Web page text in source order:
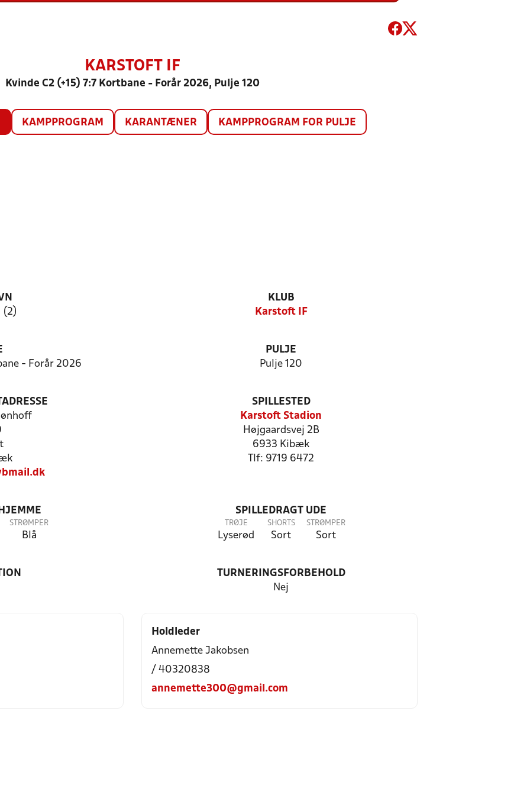
KARSTOFT IF
Kvinde C2 (+15) 7:7 Kortbane - Forår 2026, Pulje 120
KAMPPROGRAM KARANTÆNER KAMPPROGRAM FOR PULJE
(2)
KLUB
Karstoft IF
- Forår 2026
PULJE
Pulje 120
SPILLESTED
Karstoft Stadion
Højgaardsvej 2B
6933 Kibæk
Tlf: 9719 6472
STRØMPER
Blå
SPILLEDRAGT UDE
TRØJE
Lyserød
SHORTS
Sort
STRØMPER
Sort
TURNERINGSFORBEHOLD
Nej
Holdleder
Annemette Jakobsen
/ 40320838
annemette300@gmail.com